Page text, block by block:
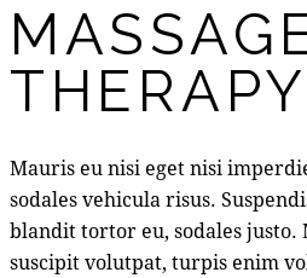
THERAPY
Mauris eu nisi eget nisi
sodales vehicula risus.
blandit tortor eu, sodales
suscipit volutpat, turpis enim